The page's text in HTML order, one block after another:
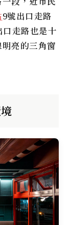
9號出口走路
口走路也是十
亮的三角窗